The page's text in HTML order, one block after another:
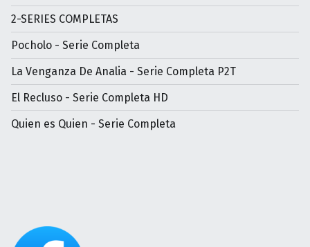
2-SERIES COMPLETAS
Pocholo - Serie Completa
La Venganza De Analia - Serie Completa P2T
El Recluso - Serie Completa HD
Quien es Quien - Serie Completa